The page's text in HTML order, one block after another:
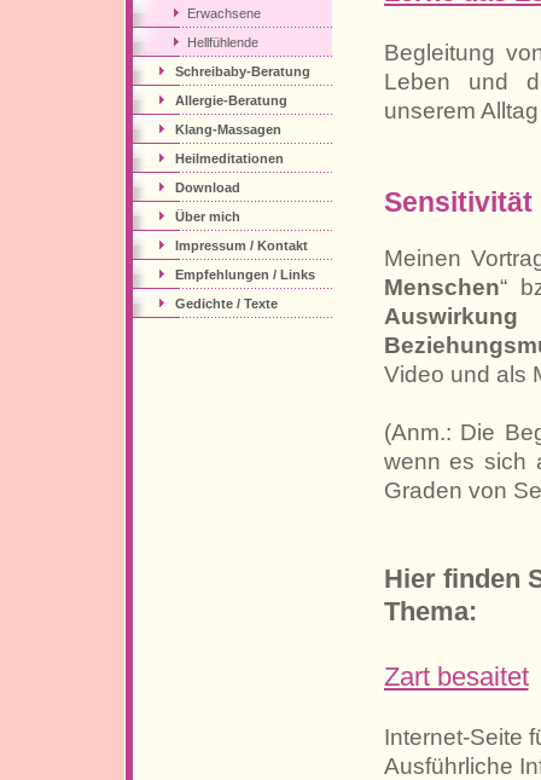
Erwachsene
Hellfühlende
Schreibaby-Beratung
Allergie-Beratung
Klang-Massagen
Heilmeditationen
Download
Über mich
Impressum / Kontakt
Empfehlungen / Links
Gedichte / Texte
Begleitung
Leben und
unserem
Sensitivität
Meinen
Menschen“
Video und als
(Anm.: Die
wenn es sich
Graden von
Hier finden
Thema:
Zart besaitet
Internet-Seite
Ausführliche